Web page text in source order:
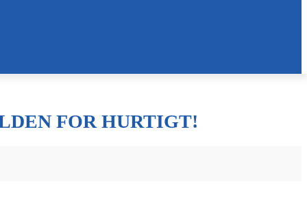
FOR HURTIGT!